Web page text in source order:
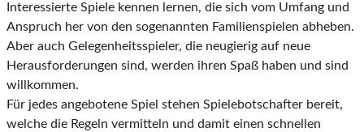
Interessierte Spiele kennen lernen, die sich vom Umfang und
Anspruch her von den sogenannten Familienspielen abheben.
Aber auch Gelegenheitsspieler, die neugierig auf neue
Herausforderungen sind, werden ihren Spaß haben und sind
willkommen.
Für jedes angebotene Spiel stehen Spielebotschafter bereit,
welche die Regeln vermitteln und damit einen schnellen